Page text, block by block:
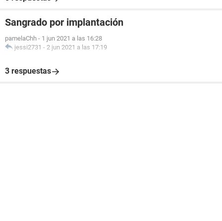
Sangrado por implantación
pamelaChh - 1 jun 2021 a las 16:28
jessi2731 - 2 jun 2021 a las 17:19
3 respuestas